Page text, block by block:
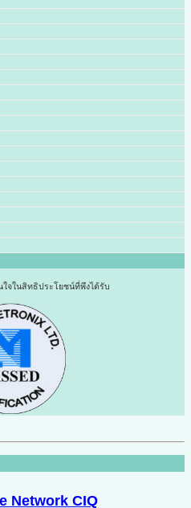
ใจในสิทธิประโยชน์ที่พึงได้รับ
Network CIQ